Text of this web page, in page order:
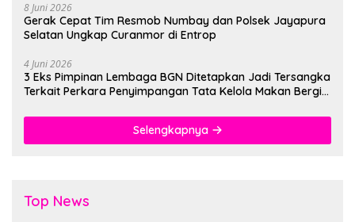
8 Juni 2026
Gerak Cepat Tim Resmob Numbay dan Polsek Jayapura
Selatan Ungkap Curanmor di Entrop
4 Juni 2026
3 Eks Pimpinan Lembaga BGN Ditetapkan Jadi Tersangka
Terkait Perkara Penyimpangan Tata Kelola Makan Bergizi
Selengkapnya
Top News